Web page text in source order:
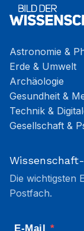
Astronomie &
Erde & Umwelt
Archäologie
Gesundheit &
Technik &
Gesellschaft &
Die wichtigsten
Postfach.